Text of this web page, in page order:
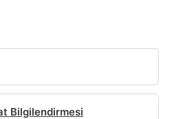
Bilgilendirmesi